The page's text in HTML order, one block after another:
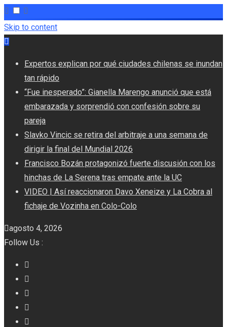
Skip to content
Expertos explican por qué ciudades chilenas se inundan
tan rápido
“Fue inesperado”: Gianella Marengo anunció que está
embarazada y sorprendió con confesión sobre su
pareja
Slavko Vincic se retira del arbitraje a una semana de
dirigir la final del Mundial 2026
Francisco Bozán protagonizó fuerte discusión con los
hinchas de La Serena tras empate ante la UC
VIDEO | Así reaccionaron Davo Xeneize y La Cobra al
fichaje de Vozinha en Colo-Colo
agosto 4, 2026
Follow Us :